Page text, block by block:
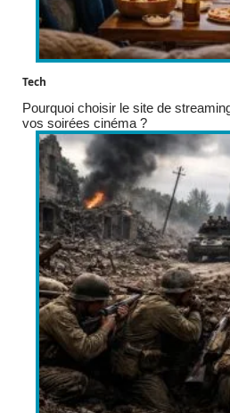
Tech
Pourquoi choisir le site de
vos soirées cinéma ?